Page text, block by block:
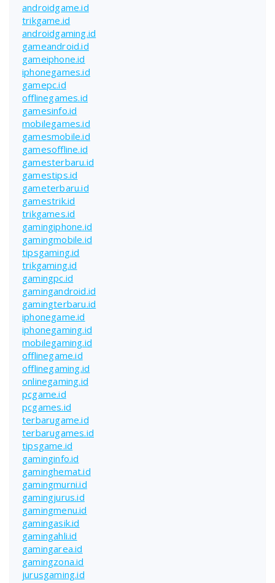
androidgame.id
trikgame.id
androidgaming.id
gameandroid.id
gameiphone.id
iphonegames.id
gamepc.id
offlinegames.id
gamesinfo.id
mobilegames.id
gamesmobile.id
gamesoffline.id
gamesterbaru.id
gamestips.id
gameterbaru.id
gamestrik.id
trikgames.id
gamingiphone.id
gamingmobile.id
tipsgaming.id
trikgaming.id
gamingpc.id
gamingandroid.id
gamingterbaru.id
iphonegame.id
iphonegaming.id
mobilegaming.id
offlinegame.id
offlinegaming.id
onlinegaming.id
pcgame.id
pcgames.id
terbarugame.id
terbarugames.id
tipsgame.id
gaminginfo.id
gaminghemat.id
gamingmurni.id
gamingjurus.id
gamingmenu.id
gamingasik.id
gamingahli.id
gamingarea.id
gamingzona.id
jurusgaming.id